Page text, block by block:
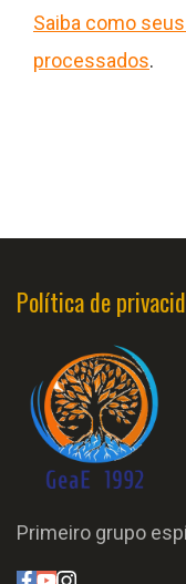
Saiba como
processados.
Política de
Primeiro grupo